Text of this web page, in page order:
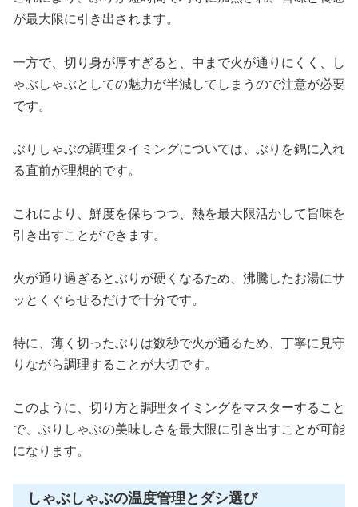
が最大限に引き出されます。
一方で、切り身が厚すぎると、中まで火が通りにくく、し
ゃぶしゃぶとしての魅力が半減してしまうので注意が必要
です。
ぶりしゃぶの調理タイミングについては、ぶりを鍋に入れ
る直前が理想的です。
これにより、鮮度を保ちつつ、熱を最大限活かして旨味を
引き出すことができます。
火が通り過ぎるとぶりが硬くなるため、沸騰したお湯にサ
ッとくぐらせるだけで十分です。
特に、薄く切ったぶりは数秒で火が通るため、丁寧に見守
りながら調理することが大切です。
このように、切り方と調理タイミングをマスターすること
で、ぶりしゃぶの美味しさを最大限に引き出すことが可能
になります。
しゃぶしゃぶの温度管理とダシ選び